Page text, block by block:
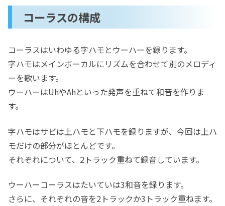
コーラスの構成
コーラスはいわゆる字ハモとウーハーを録ります。
字ハモはメインボーカルにリズムを合わせて別のメロディ
ーを歌います。
ウーハーはUhやAhといった発声を重ねて和音を作りま
す。
字ハモはサビは上ハモと下ハモを録りますが、今回は上ハ
モだけの部分がほとんどです。
それぞれについて、2トラック重ねて録音しています。
ウーハーコーラスはたいていは3和音を録ります。
さらに、それぞれの音を2トラックか3トラック重ねます。